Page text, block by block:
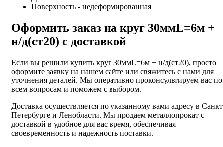
Поверхность - недеформированная
Оформить заказ на круг 30ммL=6м +
н/д(ст20) с доставкой
Если вы решили купить круг 30ммL=6м + н/д(ст20), просто
оформите заявку на нашем сайте или свяжитесь с нами для
уточнения деталей. Мы оперативно проконсультируем вас по
всем вопросам и поможем с выбором.
Доставка осуществляется по указанному вами адресу в
Петербурге и Ленобласти. Мы продаем металлопрокат с
доставкой в удобное для вас время, обеспечивая
своевременность и надежность поставки.